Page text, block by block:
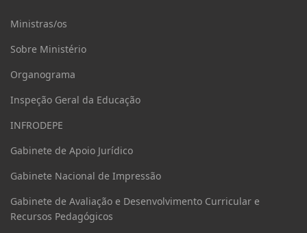
Ministras/os
Sobre Ministério
Organograma
Inspeção Geral da Educação
INFRODEPE
Gabinete de Apoio Jurídico
Gabinete Nacional de Impressão
Gabinete de Avaliação e Desenvolvimento Curricular e
Recursos Pedagógicos